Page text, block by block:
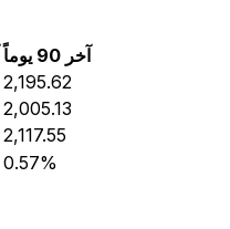
آخر 90 يوماً
2,195.62
2,005.13
2,117.55
0.57%